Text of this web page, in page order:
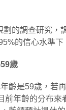
的調查研究，
的信心水準下
歲
是59歲，若再
年齡的分布來